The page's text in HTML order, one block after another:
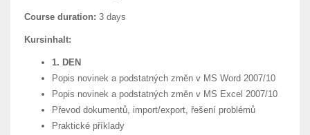
Course duration: 3 days
Kursinhalt:
1. DEN
Popis novinek a podstatných změn v MS Word 2007/10
Popis novinek a podstatných změn v MS Excel 2007/10
Převod dokumentů, import/export, řešení problémů
Praktické příklady